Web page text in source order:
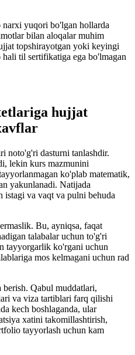
yuqori bo'lgan hollarda
bilan aloqalar muhim
topshirayotgan yoki keyingi
til sertifikatiga ega bo'lmagan
hujjat
noto'g'ri dasturni tanlashdir.
lekin kurs mazmunini
ko'plab matematik,
yakunlanadi. Natijada
va vaqt va pulni behuda
Bu, ayniqsa, faqat
talabalar uchun to'g'ri
tayyorgarlik ko'rgani uchun
mos kelmagani uchun rad
Qabul muddatlari,
va viza tartiblari farq qilishi
kech boshlaganda, ular
xatini takomillashtirish,
tayyorlash uchun kam